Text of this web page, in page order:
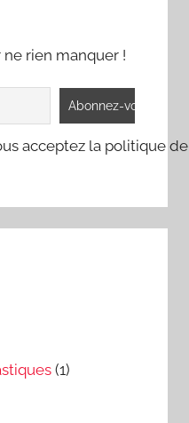
rien manquer !
acceptez la politique
(1)